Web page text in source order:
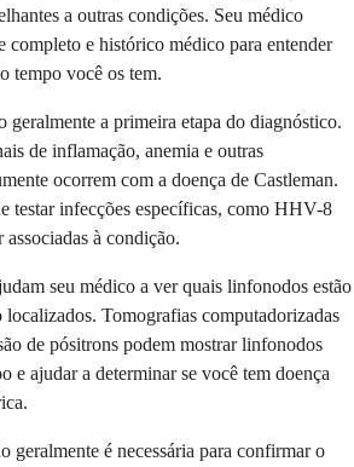
a outras condições. Seu médico
completo e histórico médico para entender
tempo você os tem.
geralmente a primeira etapa do diagnóstico.
de inflamação, anemia e outras
ocorrem com a doença de Castleman.
testar infecções específicas, como HHV-8
à condição.
seu médico a ver quais linfonodos estão
localizados. Tomografias computadorizadas
de pósitrons podem mostrar linfonodos
e ajudar a determinar se você tem doença
geralmente é necessária para confirmar o